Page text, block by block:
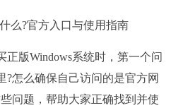
么?官方入口与使用指南
正版Windows系统时，第一个问
?怎么确保自己访问的是官方网
问题，帮助大家正确找到并使